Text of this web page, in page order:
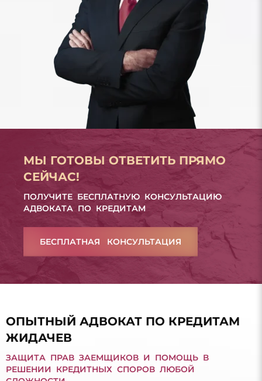
МЫ ГОТОВЫ ОТВЕТИТЬ ПРЯМО
СЕЙЧАС!
ПОЛУЧИТЕ БЕСПЛАТНУЮ КОНСУЛЬТАЦИЮ
АДВОКАТА ПО КРЕДИТАМ
БЕСПЛАТНАЯ КОНСУЛЬТАЦИЯ
ОПЫТНЫЙ АДВОКАТ ПО КРЕДИТАМ
ЖИДАЧЕВ
ЗАЩИТА ПРАВ ЗАЕМЩИКОВ И ПОМОЩЬ В
РЕШЕНИИ КРЕДИТНЫХ СПОРОВ ЛЮБОЙ